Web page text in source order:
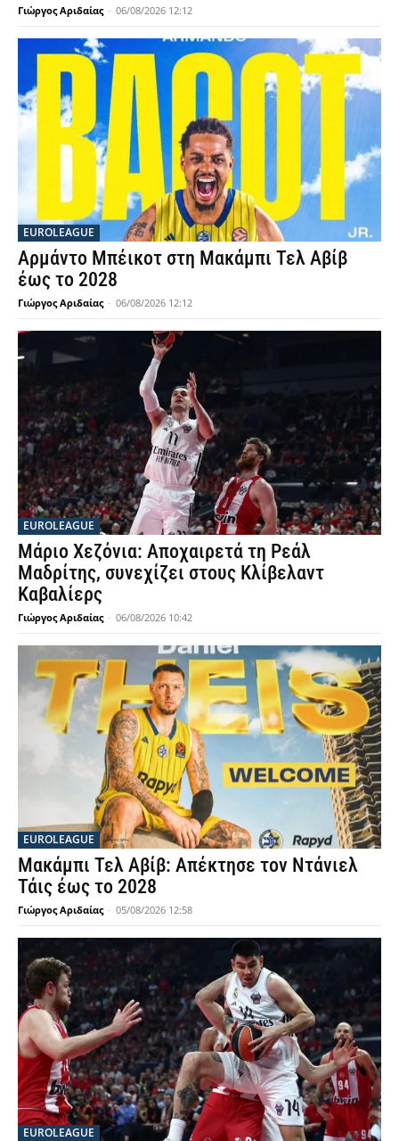
Γιώργος Αριδαίας - 06/08/2026 12:12
EUROLEAGUE
Αρμάντο Μπέικοτ στη Μακάμπι Τελ Αβίβ
έως το 2028
Γιώργος Αριδαίας - 06/08/2026 12:12
EUROLEAGUE
Μάριο Χεζόνια: Αποχαιρετά τη Ρεάλ
Μαδρίτης, συνεχίζει στους Κλίβελαντ
Καβαλίερς
Γιώργος Αριδαίας - 06/08/2026 10:42
EUROLEAGUE
Μακάμπι Τελ Αβίβ: Απέκτησε τον Ντάνιελ
Τάις έως το 2028
Γιώργος Αριδαίας - 05/08/2026 12:58
EUROLEAGUE